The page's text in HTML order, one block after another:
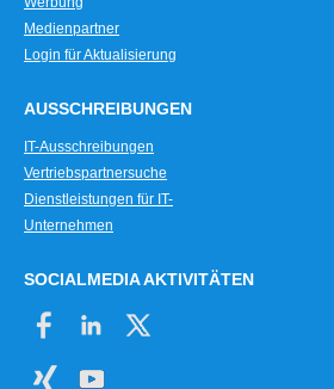
Medienpartner
Login für Aktualisierung
AUSSCHREIBUNGEN
IT-Ausschreibungen
Vertriebspartnersuche
Dienstleistungen für IT-
Unternehmen
SOCIALMEDIA AKTIVITÄTEN